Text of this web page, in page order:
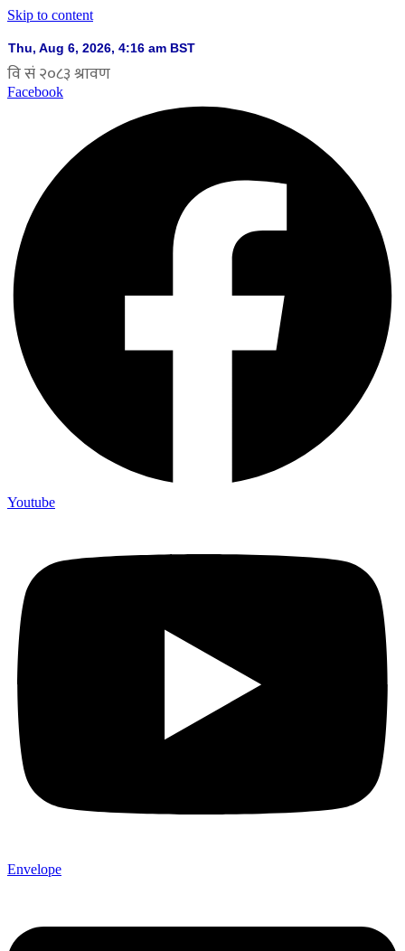
Skip to content
Facebook
Youtube
Envelope